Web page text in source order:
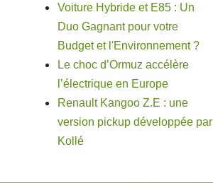
Voiture Hybride et E85 : Un
Duo Gagnant pour votre
Budget et l'Environnement ?
Le choc d’Ormuz accélère
l’électrique en Europe
Renault Kangoo Z.E : une
version pickup développée par
Kollé